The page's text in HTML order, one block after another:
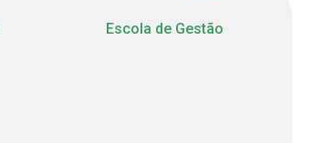
Escola de Gestão